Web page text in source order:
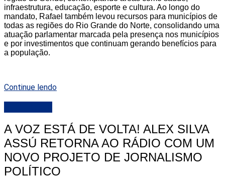
infraestrutura, educação, esporte e cultura. Ao longo do
mandato, Rafael também levou recursos para municípios de
todas as regiões do Rio Grande do Norte, consolidando uma
atuação parlamentar marcada pela presença nos municípios
e por investimentos que continuam gerando benefícios para
a população.
Continue lendo
A VOZ ESTÁ DE VOLTA! ALEX SILVA
ASSÚ RETORNA AO RÁDIO COM UM
NOVO PROJETO DE JORNALISMO
POLÍTICO